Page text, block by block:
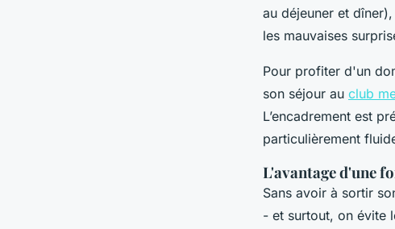
au déjeuner et
les mauvaises
Pour profiter d'un
son séjour au club
L’encadrement est
particulièrement
L'avantage d'une
Sans avoir à sortir
- et surtout, on évite